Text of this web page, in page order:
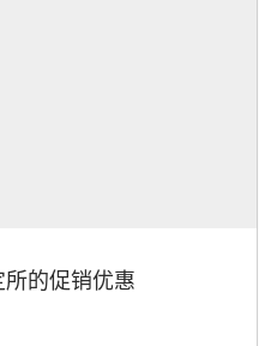
所的促销优惠